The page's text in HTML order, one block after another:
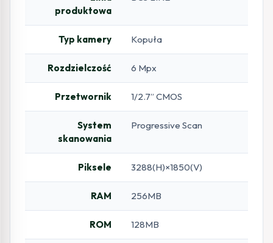
produktowa
Typ kamery Kopuła
Rozdzielczość 6 Mpx
Przetwornik 1/2.7” CMOS
System
skanowania
Progressive Scan
Piksele 3288(H)×1850(V)
RAM 256MB
ROM 128MB